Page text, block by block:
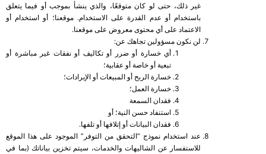
غير ذلك، حتى لو كان متوقعًا، والذي ينشأ بموجب أو فيما يتعلق
باستخدام أو عدم القدرة على الاستخدام. موقعنا؛ أو استخدام أو
الاعتماد على أي محتوى معروض على موقعنا.
لن نكون مسؤولين تجاهك عن:
أي خسارة أو ضرر أو تكاليف أو نفقات غير مباشرة أو
تبعية أو خاصة أو عقابية؛
خسارة الربح أو المبيعات أو الإيرادات؛
خسارة العمل؛
فقدان السمعة
استنفاد حسن النية؛ أو
فقدان البيانات أو إتلافها أو تلفها.
عند استخدام نموذج “التحقق من التوفر” الموجود على هذا الموقع
للاستفسار عن الشاليهات والخدمات، سيتم تخزين بياناتك (بما في